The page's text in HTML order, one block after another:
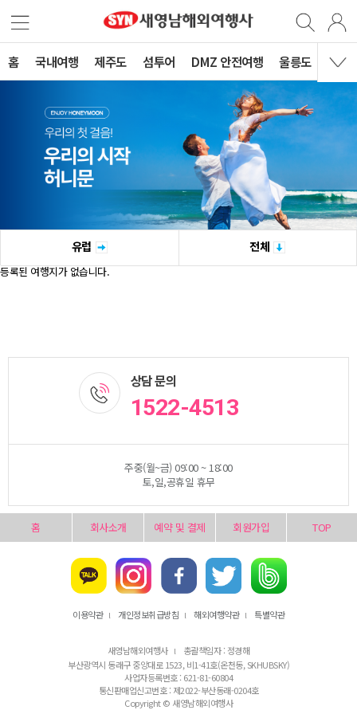
홈 국내여행 제주도 섬투어 DMZ 안전여행 울릉도
유럽 전체
등록된 여행지가 없습니다.
상담 문의
1522-4513
주중(월~금) 09:00 ~ 18:00
토,일,공휴일 휴무
홈 회사소개 예약 및 결제 회원가입 TOP
이용약관 l 개인정보취급방침 l 해외여행약관 l 특별약관
새영남해외여행사 l
총괄책임자 : 정경해
부산광역시 동래구 중앙대로 1523, 비1-41호(온천동, SKHUBSKY)
사업자등록번호 : 621-81-60804
통신판매업신고번호 : 제2022-부산동래-0204호
Copyright © 새영남해외여행사